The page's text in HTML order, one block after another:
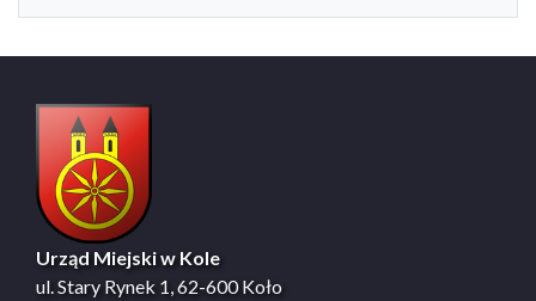
Urząd Miejski w Kole
ul. Stary Rynek 1, 62-600 Koło